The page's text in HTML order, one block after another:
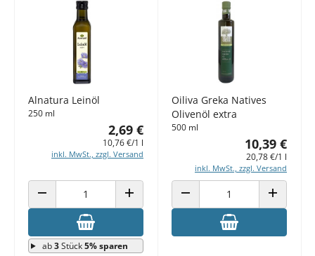
Alnatura Leinöl
250 ml
2,69 €
10,76 €/1 l
inkl. MwSt., zzgl. Versand
ANZAHL VERRINGERN ANZAHL ERHÖHEN
ab3Stück5% sparen
Oiliva Greka Natives
Olivenöl extra
500 ml
10,39 €
20,78 €/1 l
inkl. MwSt., zzgl. Versand
ANZAHL VERRINGERN ANZAHL